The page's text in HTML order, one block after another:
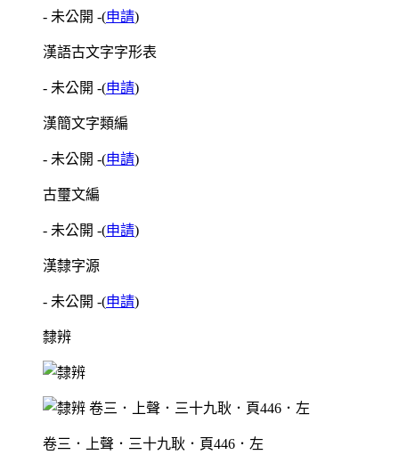
- 未公開 -(申請)
漢語古文字字形表
- 未公開 -(申請)
漢簡文字類編
- 未公開 -(申請)
古璽文編
- 未公開 -(申請)
漢隸字源
- 未公開 -(申請)
隸辨
卷三．上聲．三十九耿．頁446．左